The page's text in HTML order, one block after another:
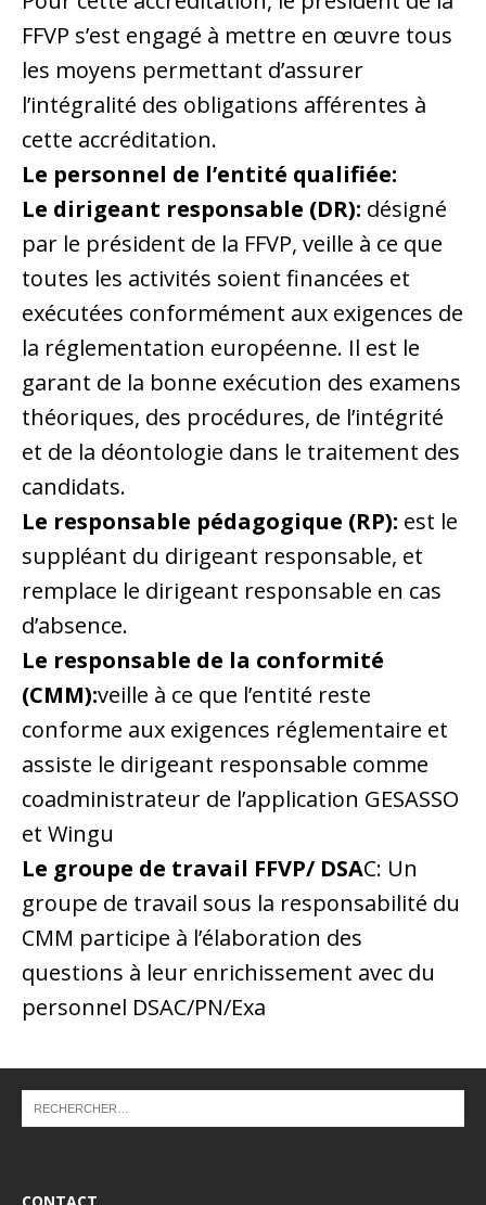
FFVP s’est engagé à mettre en œuvre tous
les moyens permettant d’assurer
l’intégralité des obligations afférentes à
cette accréditation.
Le personnel de l’entité qualifiée:
Le dirigeant responsable (DR): désigné
par le président de la FFVP, veille à ce que
toutes les activités soient financées et
exécutées conformément aux exigences de
la réglementation européenne. Il est le
garant de la bonne exécution des examens
théoriques, des procédures, de l’intégrité
et de la déontologie dans le traitement des
candidats.
Le responsable pédagogique (RP): est le
suppléant du dirigeant responsable, et
remplace le dirigeant responsable en cas
d’absence.
Le responsable de la conformité
(CMM):veille à ce que l’entité reste
conforme aux exigences réglementaire et
assiste le dirigeant responsable comme
coadministrateur de l’application GESASSO
et Wingu
Le groupe de travail FFVP/ DSAC: Un
groupe de travail sous la responsabilité du
CMM participe à l’élaboration des
questions à leur enrichissement avec du
personnel DSAC/PN/Exa